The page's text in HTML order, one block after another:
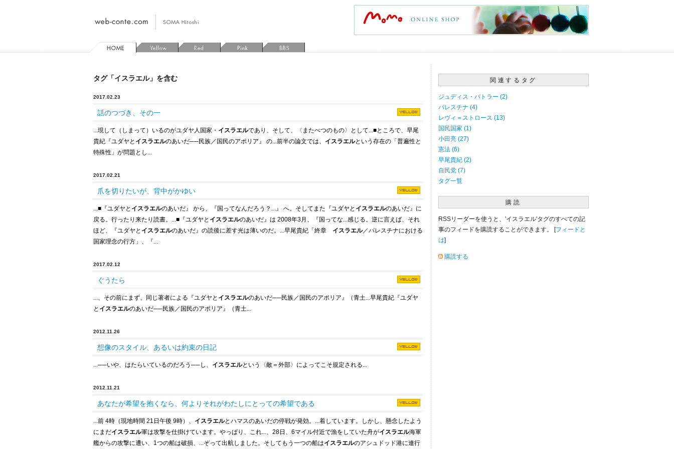
タグ「イスラエル」を含む
2017.02.23
話のつづき、その一
...現して（しまって）いるのがユダヤ人国家・ イスラエルであり、そして、〈またべつのもの〉として...■ところで、早尾
貴紀『ユダヤと イスラエルのあいだ──民族／国民のアポリア』 の...前半の論文では、 イスラエルという存在の「普遍性と
特殊性」が問題とし...
2017.02.21
爪を切りたいが、背中がかゆい
...■ 『ユダヤと イスラエルのあいだ』 から、『国ってなんだろう？...』 へ。そしてまた『ユダヤと イスラエルのあいだ』に
戻る。行ったり来たり読書。...■ 『ユダヤと イスラエルのあいだ』は 2008年3月、『国ってな...感じる。逆に言えば、それ
ほど、『ユダヤと イスラエルのあいだ』の読後に差す光は薄いのだ。...早尾貴紀「終章 イスラエル／パレスチナにおける
国家理念の行方」、『...
2017.02.12
ぐうたら
...、その前にまず、同じ著者による『ユダヤと イスラエルのあいだ──民族／国民のアポリア』（青土...早尾貴紀『ユダヤ
と イスラエルのあいだ──民族／国民のアポリア』（青土...
2012.11.26
想像のスタイル、あるいは約束の日記
...──いや、はたらいているのだろう ──し、 イスラエルという〈敵＝外部〉によってこそ規定される...
2012.11.21
あなたが希望を抱くなら、何よりそれがわたしにとっての希望である
...前 4時（現地時間 21日午後 9時）、 イスラエルとハマスのあいだの停戦が発効。...着しています。しかし、懸念したよう
にまだイスラエル軍は攻撃を仕掛けています。やっぱり、これ...、28日、6マイル付近で漁をしていた舟がイスラエル海軍
艦からの攻撃に遭い、1つの船は破損、...ぞって出航しました。そしてもう一つの船はイスラエルのアシュドッド港に連行
関連するタグ
ジュディス・バトラー (2)
パレスチナ (4)
レヴィ＝ストロース (13)
国民国家 (1)
小田亮 (27)
憲法 (6)
早尾貴紀 (2)
自民党 (7)
タグ一覧
購読
RSSリーダーを使うと、'イスラエル'タグのすべての記
事のフィードを購読することができます。 [フィードと
は]
購読する